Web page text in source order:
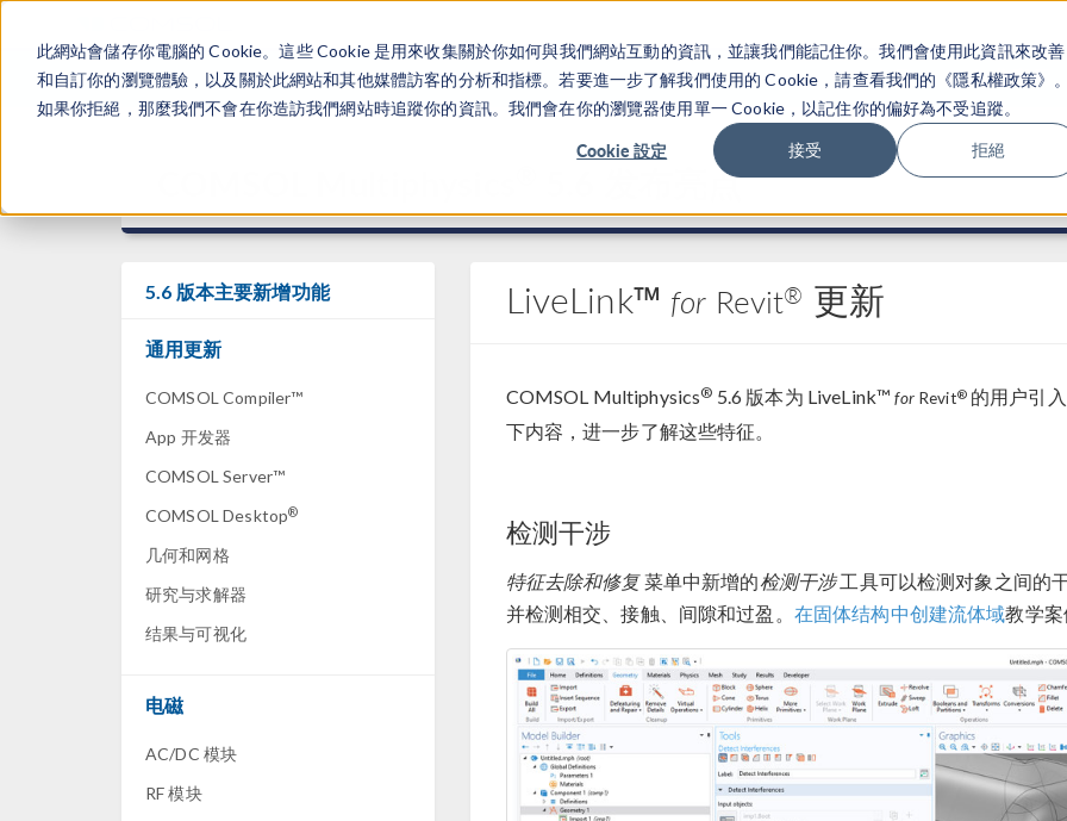
此網站會儲存你電腦的 Cookie。這些 Cookie 是用來收集關於你如何與我們網站互動的資訊，並讓我們能記住你。我們會使用此資訊來改善
和自訂你的瀏覽體驗，以及關於此網站和其他媒體訪客的分析和指標。若要進一步了解我們使用的 Cookie，請查看我們的《隱私權政策》
如果你拒絕，那麼我們不會在你造訪我們網站時追蹤你的資訊。我們會在你的瀏覽器使用單一 Cookie，以記住你的偏好為不受追蹤。
Cookie 設定 接受 拒絕
产品 行业应用
5.6 发布亮点
5.6 版本主要新增功能
通用更新
COMSOL Compiler™
App 开发器
COMSOL Server™
COMSOL Desktop®
几何和网格
研究与求解器
结果与可视化
电磁
AC/DC 模块
RF 模块
LiveLink™ for Revit® 更新
COMSOL Multiphysics® 5.6 版本为 LiveLink™forRevit®的用户引
下内容，进一步了解这些特征。
检测干涉
特征去除和修复菜单中新增的检测干涉工具可以检测对象之间的
并检测相交、接触、间隙和过盈。 在固体结构中创建流体域教学